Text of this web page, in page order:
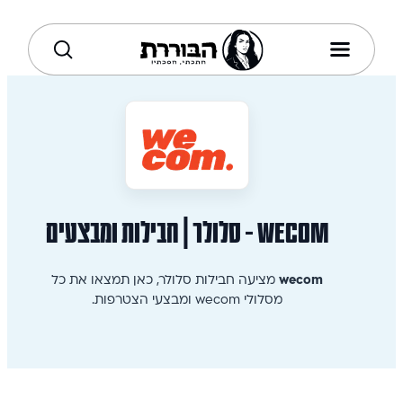
wecom - סלולר | חבילות ומבצעים
wecom מציעה חבילות סלולר, כאן תמצאו את כל
מסלולי wecom ומבצעי הצטרפות.